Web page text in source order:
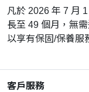
凡於 2026 年 7 月
長至 49 個月，無
以享有保固/保養服
客戶服務